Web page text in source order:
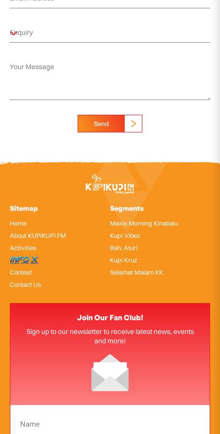
Send
Sitemap
Home
About KUPIKUPI FM
Activities
InfoX
Contest
Contact Us
Segments
Maxis Morning Kinabalu
Kupi Vibez
Bah, Atur!
Kupi Kruz
Selamat Malam KK
Join Our Fan Club!
Sign up to our newsletter to receive latest news, events
and more!